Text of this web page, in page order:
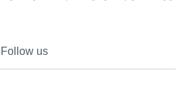
Follow us